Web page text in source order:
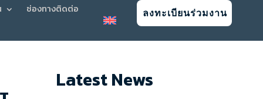
ช่องทางติดต่อ ลงทะเบียนร่วมงาน
Latest News